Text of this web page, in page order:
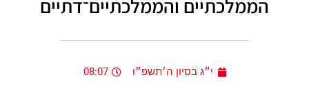
הממלכתיים והממלכתיים־דתיים
י״ג בסיון ה׳תשפ״ו 08:07